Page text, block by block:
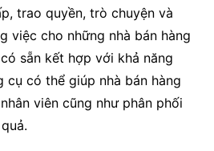
trao quyền, trò chuyện và
việc cho những nhà bán hàng
sẵn kết hợp với khả năng
cụ có thể giúp nhà bán hàng
viên cũng như phân phối